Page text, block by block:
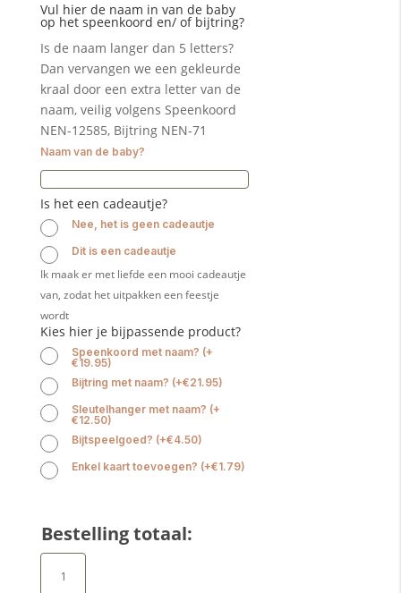
Vul hier de naam in van de baby
op het speenkoord en/ of bijtring?
Is de naam langer dan 5 letters?
Dan vervangen we een gekleurde
kraal door een extra letter van de
naam, veilig volgens Speenkoord
NEN-12585, Bijtring NEN-71
Naam van de baby?
Is het een cadeautje?
Nee, het is geen cadeautje
Dit is een cadeautje
Ik maak er met liefde een mooi cadeautje
van, zodat het uitpakken een feestje
wordt
Kies hier je bijpassende product?
Speenkoord met naam? (+
€19.95)
Bijtring met naam? (+€21.95)
Sleutelhanger met naam? (+
€12.50)
Bijtspeelgoed? (+€4.50)
Enkel kaart toevoegen? (+€1.79)
Bestelling totaal:
Babyslab
dinosaurus